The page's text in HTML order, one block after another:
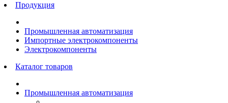
Продукция
Промышленная автоматизация
Импортные электрокомпоненты
Электрокомпоненты
Каталог товаров
Промышленная автоматизация